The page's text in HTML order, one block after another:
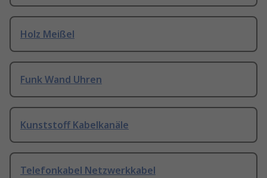
Holz Meißel
Funk Wand Uhren
Kunststoff Kabelkanäle
Telefonkabel Netzwerkkabel